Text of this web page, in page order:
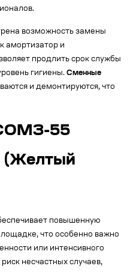
возможность замены
амортизатор и
продлить срок службы
гигиены. Сменные
и демонтируются, что
55
(Желтый
повышенную
что особенно важно
или интенсивного
несчастных случаев,